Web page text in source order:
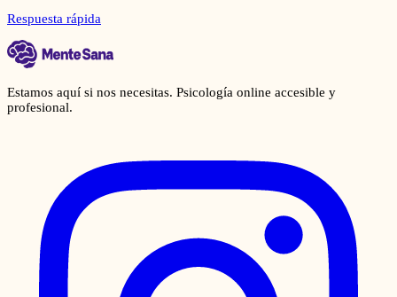
Respuesta rápida
Estamos aquí si nos necesitas. Psicología online accesible y
profesional.